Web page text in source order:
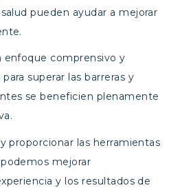
pueden ayudar a mejorar
enfoque comprensivo y
superar las barreras y
se beneficien plenamente
proporcionar las herramientas
mejorar
y los resultados de